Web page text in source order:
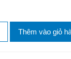
Thêm vào giỏ